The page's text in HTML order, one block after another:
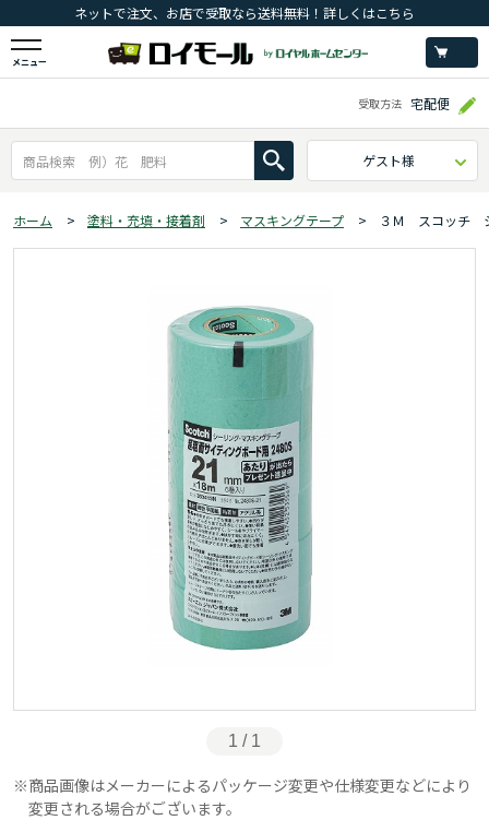
ネットで注文、お店で受取なら送料無料！詳しくはこちら
メニュー
受取方法 宅配便
ゲスト様
ホーム > 塗料・充填・接着剤 > マスキングテープ > ３Ｍ スコッチ
1 / 1
商品画像はメーカーによるパッケージ変更や仕様変更などにより
変更される場合がございます。